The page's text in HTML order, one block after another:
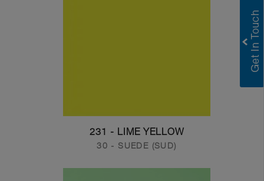
231 - LIME YELLOW
30 - SUEDE (SUD)